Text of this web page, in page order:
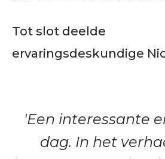
Tot slot deelde
ervaringsdeskundige
'Een interessante
dag. In het